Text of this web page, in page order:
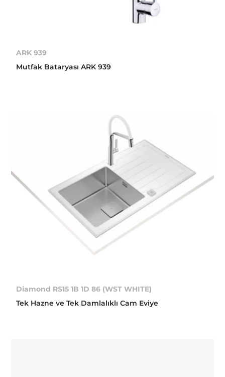
ARK 939
Mutfak Bataryası ARK 939
Diamond RS15 1B 1D 86 (WST WHITE)
Tek Hazne ve Tek Damlalıklı Cam Eviye